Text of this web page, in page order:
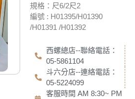
規格：尺6/2尺2
編號 : H01395/H01390
/H01391 /H01392
西螺總店--聯絡電話：
05-5861104
斗六分店--連絡電話：
05-5224099
客服時間 AM 8:30~ PM